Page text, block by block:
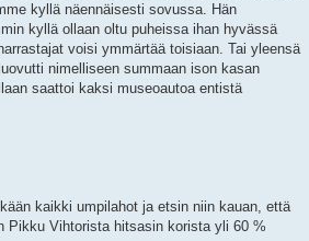
kyllä näennäisesti sovussa. Hän
kyllä ollaan oltu puheissa ihan hyvässä
voisi ymmärtää toisiaan. Tai yleensä
nimelliseen summaan ison kasan
saattoi kaksi museoautoa entistä
kaikki umpilahot ja etsin niin kauan, että
Pikku Vihtorista hitsasin korista yli 60 %